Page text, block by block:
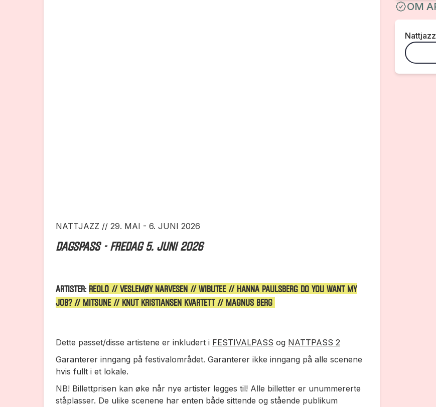
NATTJAZZ // 29. MAI - 6. JUNI 2026
DAGSPASS - fredag 5. juni 2026
ARTISTER: REOLÔ // VESLEMØY NARVESEN // WIBUTEE // HANNA PAULSBERG Do you want my
job? // MITSUNE // KNUT KRISTIANSEN KVARTETT // MAGNUS BERG
Dette passet/disse artistene er inkludert i FESTIVALPASS og NATTPASS 2
Garanterer inngang på festivalområdet. Garanterer ikke inngang på alle scenene
hvis fullt i et lokale.
NB! Billettprisen kan øke når nye artister legges til! Alle billetter er unummererte
ståplasser. De ulike scenene har enten både sittende og stående publikum
OM
Nattjazz